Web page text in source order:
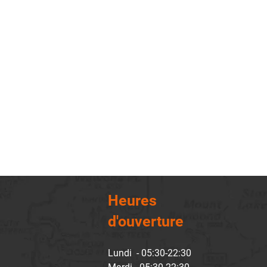
Heures
d'ouverture
Lundi - 05:30-22:30